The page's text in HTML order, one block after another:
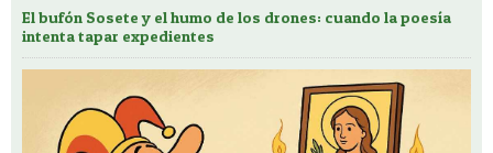
El bufón Sosete y el humo de los drones: cuando la poesía
intenta tapar expedientes